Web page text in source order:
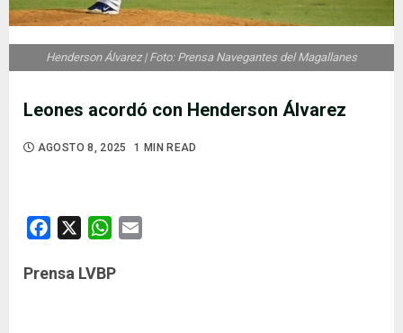
Leones acordó con Henderson Álvarez
AGOSTO 8, 2025 1 MIN READ
Henderson Álvarez | Foto: Prensa Navegantes del Magallanes
Facebook WhatsApp
Prensa LVBP